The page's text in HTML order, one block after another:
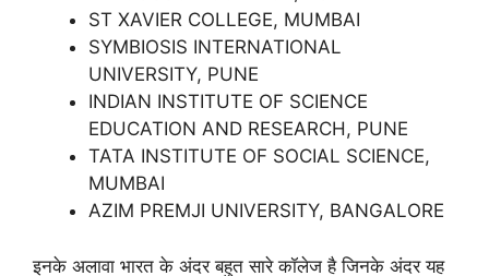
ST XAVIER COLLEGE, MUMBAI
SYMBIOSIS INTERNATIONAL
UNIVERSITY, PUNE
INDIAN INSTITUTE OF SCIENCE
EDUCATION AND RESEARCH, PUNE
TATA INSTITUTE OF SOCIAL SCIENCE,
MUMBAI
AZIM PREMJI UNIVERSITY, BANGALORE
इनके अलावा भारत के अंदर बहुत सारे कॉलेज है जिनके अंदर यह